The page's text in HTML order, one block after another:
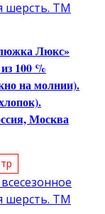
Люкс»
100 %
на молнии).
Москва